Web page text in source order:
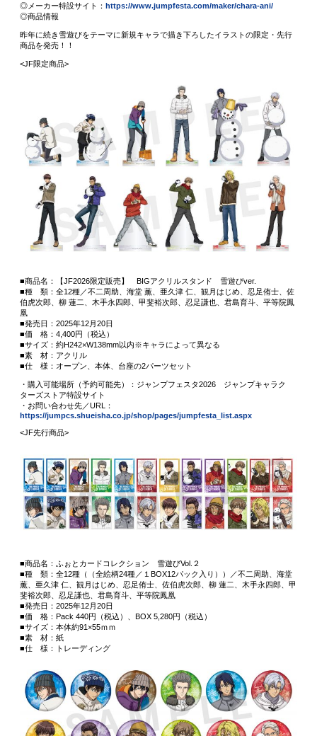
◎メーカー特設サイト： https://www.jumpfesta.com/maker/chara-ani/
◎商品情報
昨年に続き雪遊びをテーマに新規キャラで描き下ろしたイラストの限定・先行
商品を発売！！
<JF限定商品>
■商品名：【JF2026限定販売】 BIGアクリルスタンド 雪遊びver.
■種 類：全12種／不二周助、海堂 薫、亜久津 仁、観月はじめ、忍足侑士、佐
伯虎次郎、柳 蓮二、木手永四郎、甲斐裕次郎、忍足謙也、君島育斗、平等院鳳
凰
■発売日：2025年12月20日
■価 格：4,400円（税込）
■サイズ：約H242×W138mm以内※キャラによって異なる
■素 材：アクリル
■仕 様：オープン、本体、台座の2パーツセット
・購入可能場所（予約可能先）：ジャンプフェスタ2026 ジャンプキャラク
ターズストア特設サイト
・お問い合わせ先／URL：
https://jumpcs.shueisha.co.jp/shop/pages/jumpfesta_list.aspx
<JF先行商品>
■商品名：ふぉとカードコレクション 雪遊びVol.２
■種 類：全12種（（全絵柄24種／１BOX12パック入り））／不二周助、海堂
薫、亜久津 仁、観月はじめ、忍足侑士、佐伯虎次郎、柳 蓮二、木手永四郎、甲
斐裕次郎、忍足謙也、君島育斗、平等院鳳凰
■発売日：2025年12月20日
■価 格：Pack 440円（税込）、BOX 5,280円（税込）
■サイズ：本体約91×55ｍｍ
■素 材：紙
■仕 様：トレーディング